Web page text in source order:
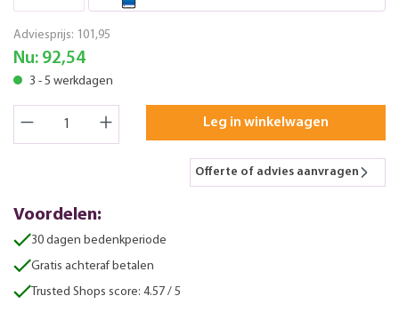
Adviesprijs: 101,95
Nu: 92,54
3 - 5 werkdagen
Leg in winkelwagen
Offerte of advies aanvragen
Voordelen:
30 dagen bedenkperiode
Gratis achteraf betalen
Trusted Shops score: 4.57 / 5